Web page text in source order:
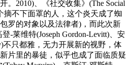
。2010)、《社交收集》(The Social
摘不下面罩的人，这个炎天成了蜘
罗的对象以及法律者)，而此次新
-莱维特(Joseph Gordon-Levitt)、安
不只都雅，无力开展新的视野，体
片里的暴徒，似乎也成了面临质疑